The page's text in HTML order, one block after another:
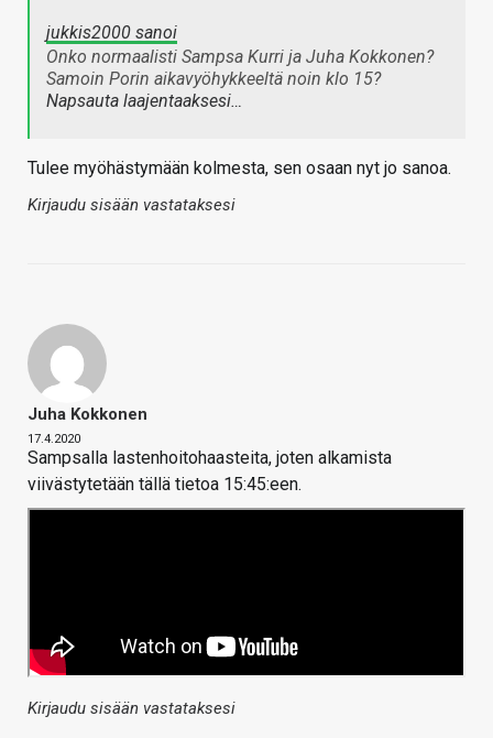
jukkis2000 sanoi
Onko normaalisti Sampsa Kurri ja Juha Kokkonen?
Samoin Porin aikavyöhykkeeltä noin klo 15?
Napsauta laajentaaksesi…
Tulee myöhästymään kolmesta, sen osaan nyt jo sanoa.
Kirjaudu sisään vastataksesi
Juha Kokkonen
17.4.2020
Sampsalla lastenhoitohaasteita, joten alkamista
viivästytetään tällä tietoa 15:45:een.
Kirjaudu sisään vastataksesi